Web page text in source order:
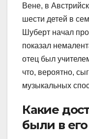
Вене, в
шести детей в
Шуберт начал
показал
отец был
что, вероятно,
музыкальных
Какие
были в